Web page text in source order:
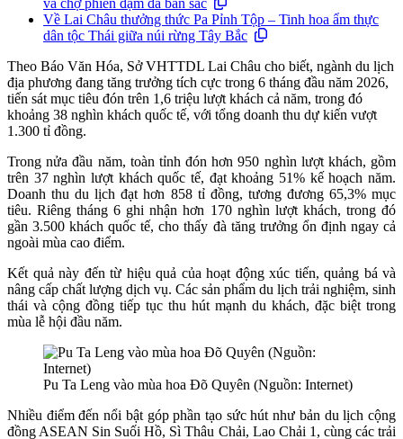
và chợ phiên đậm đà bản sắc
Về Lai Châu thưởng thức Pa Pỉnh Tộp – Tinh hoa ẩm thực
dân tộc Thái giữa núi rừng Tây Bắc
Theo Báo Văn Hóa, Sở VHTTDL Lai Châu cho biết, ngành du lịch
địa phương đang tăng trưởng tích cực trong 6 tháng đầu năm 2026,
tiến sát mục tiêu đón trên 1,6 triệu lượt khách cả năm, trong đó
khoảng 38 nghìn khách quốc tế, với tổng doanh thu dự kiến vượt
1.300 tỉ đồng.
Trong nửa đầu năm, toàn tỉnh đón hơn 950 nghìn lượt khách, gồm
trên 37 nghìn lượt khách quốc tế, đạt khoảng 51% kế hoạch năm.
Doanh thu du lịch đạt hơn 858 tỉ đồng, tương đương 65,3% mục
tiêu. Riêng tháng 6 ghi nhận hơn 170 nghìn lượt khách, trong đó
gần 3.500 khách quốc tế, cho thấy đà tăng trưởng ổn định ngay cả
ngoài mùa cao điểm.
Kết quả này đến từ hiệu quả của hoạt động xúc tiến, quảng bá và
nâng cấp chất lượng dịch vụ. Các sản phẩm du lịch trải nghiệm, sinh
thái và cộng đồng tiếp tục thu hút mạnh du khách, đặc biệt trong
mùa lễ hội đầu năm.
Pu Ta Leng vào mùa hoa Đõ Quyên (Nguồn: Internet)
Nhiều điểm đến nổi bật góp phần tạo sức hút như bản du lịch cộng
đồng ASEAN Sin Suối Hồ, Sì Thâu Chải, Lao Chải 1, cùng các trải